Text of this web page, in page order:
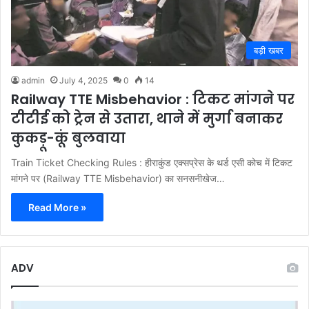
बड़ी खबर
admin July 4, 2025 0 14
Railway TTE Misbehavior : टिकट मांगने पर
टीटीई को ट्रेन से उतारा, थाने में मुर्गा बनाकर
कुकड़ू-कूं बुलवाया
Train Ticket Checking Rules : हीराकुंड एक्सप्रेस के थर्ड एसी कोच में टिकट
मांगने पर (Railway TTE Misbehavior) का सनसनीखेज…
Read More »
ADV